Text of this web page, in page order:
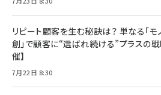
リピート顧客を生む秘訣は？ 単なる「モ
創」で顧客に“選ばれ続ける”プラスの
催】
7月22日 8:30